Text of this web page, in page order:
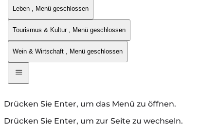
Leben , Menü geschlossen
Tourismus & Kultur , Menü geschlossen
Wein & Wirtschaft , Menü geschlossen
Drücken Sie Enter, um das Menü zu öffnen.
Drücken Sie Enter, um zur Seite zu wechseln.